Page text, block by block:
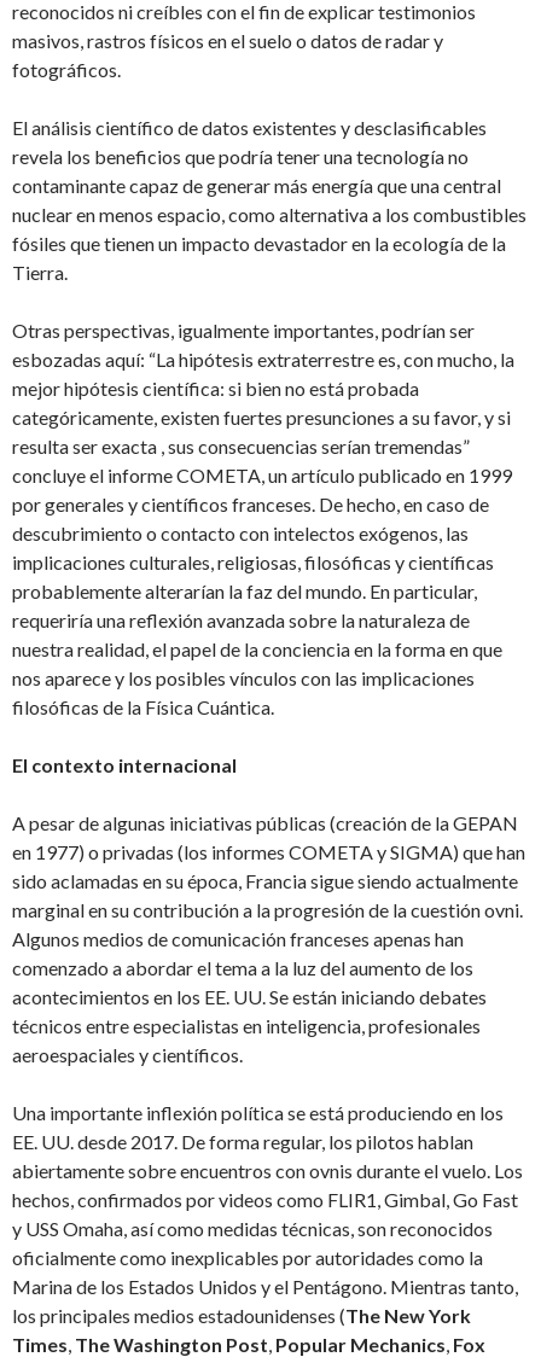
reconocidos ni creíbles con el fin de explicar testimonios
masivos, rastros físicos en el suelo o datos de radar y
fotográficos.
El análisis científico de datos existentes y desclasificables
revela los beneficios que podría tener una tecnología no
contaminante capaz de generar más energía que una central
nuclear en menos espacio, como alternativa a los combustibles
fósiles que tienen un impacto devastador en la ecología de la
Tierra.
Otras perspectivas, igualmente importantes, podrían ser
esbozadas aquí: “La hipótesis extraterrestre es, con mucho, la
mejor hipótesis científica: si bien no está probada
categóricamente, existen fuertes presunciones a su favor, y si
resulta ser exacta , sus consecuencias serían tremendas”
concluye el informe COMETA, un artículo publicado en 1999
por generales y científicos franceses. De hecho, en caso de
descubrimiento o contacto con intelectos exógenos, las
implicaciones culturales, religiosas, filosóficas y científicas
probablemente alterarían la faz del mundo. En particular,
requeriría una reflexión avanzada sobre la naturaleza de
nuestra realidad, el papel de la conciencia en la forma en que
nos aparece y los posibles vínculos con las implicaciones
filosóficas de la Física Cuántica.
El contexto internacional
A pesar de algunas iniciativas públicas (creación de la GEPAN
en 1977) o privadas (los informes COMETA y SIGMA) que han
sido aclamadas en su época, Francia sigue siendo actualmente
marginal en su contribución a la progresión de la cuestión ovni.
Algunos medios de comunicación franceses apenas han
comenzado a abordar el tema a la luz del aumento de los
acontecimientos en los EE. UU. Se están iniciando debates
técnicos entre especialistas en inteligencia, profesionales
aeroespaciales y científicos.
Una importante inflexión política se está produciendo en los
EE. UU. desde 2017. De forma regular, los pilotos hablan
abiertamente sobre encuentros con ovnis durante el vuelo. Los
hechos, confirmados por videos como FLIR1, Gimbal, Go Fast
y USS Omaha, así como medidas técnicas, son reconocidos
oficialmente como inexplicables por autoridades como la
Marina de los Estados Unidos y el Pentágono. Mientras tanto,
los principales medios estadounidenses (The New York
Times, The Washington Post, Popular Mechanics, Fox